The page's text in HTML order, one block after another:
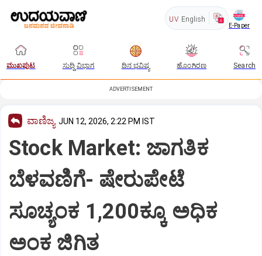
UV English
E-Paper
ಮುಖಪುಟ ಸುದ್ದಿ ವಿಭಾಗ ದಿನ ಭವಿಷ್ಯ ಹೊಂಗಿರಣ Search
ADVERTISEMENT
ವಾಣಿಜ್ಯ JUN 12, 2026, 2:22 PM IST
Stock Market: ಜಾಗತಿಕ
ಬೆಳವಣಿಗೆ- ಷೇರುಪೇಟೆ
ಸೂಚ್ಯಂಕ 1,200ಕ್ಕೂ ಅಧಿಕ
ಅಂಕ ಜಿಗಿತ